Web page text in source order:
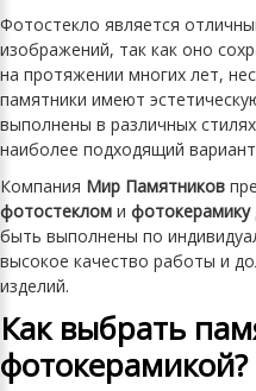
Фотостекло является
изображений, так как оно
на протяжении многих лет,
памятники имеют
выполнены в различных
наиболее подходящий
Компания Мир Памятников
фотостеклом и фотокерамику
быть выполнены по
высокое качество работы и
изделий.
Как выбрать
фотокерамикой?